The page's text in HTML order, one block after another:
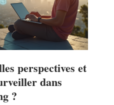
perspectives et
dans
?